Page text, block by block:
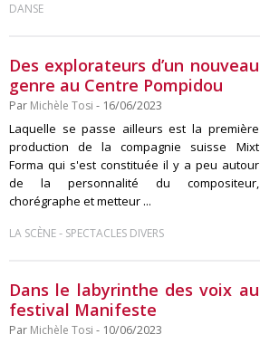
DANSE
Des explorateurs d’un nouveau
genre au Centre Pompidou
Par Michèle Tosi - 16/06/2023
Laquelle se passe ailleurs est la première
production de la compagnie suisse Mixt
Forma qui s'est constituée il y a peu autour
de la personnalité du compositeur,
chorégraphe et metteur ...
LA SCÈNE- SPECTACLES DIVERS
Dans le labyrinthe des voix au
festival Manifeste
Par Michèle Tosi - 10/06/2023